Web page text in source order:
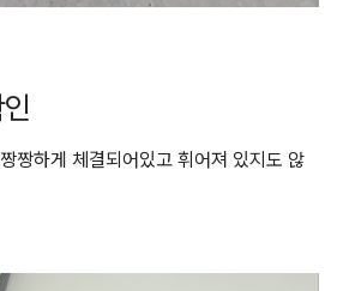
짱하게 체결되어있고 휘어져 있지도 않